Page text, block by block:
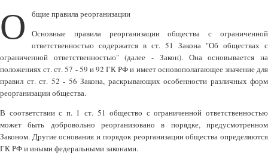
О
бщие правила реорганизации
Основные правила реорганизации общества с ограниченной
ответственностью содержатся в ст. 51 Закона "Об обществах с
ограниченной ответственностью" (далее - Закон). Она основывается на
положениях ст. ст. 57 - 59 и 92 ГК РФ и имеет основополагающее значение для
правил ст. ст. 52 - 56 Закона, раскрывающих особенности различных форм
реорганизации общества.
В соответствии с п. 1 ст. 51 общество с ограниченной ответственностью
может быть добровольно реорганизовано в порядке, предусмотренном
Законом. Другие основания и порядок реорганизации общества определяются
ГК РФ и иными федеральными законами.